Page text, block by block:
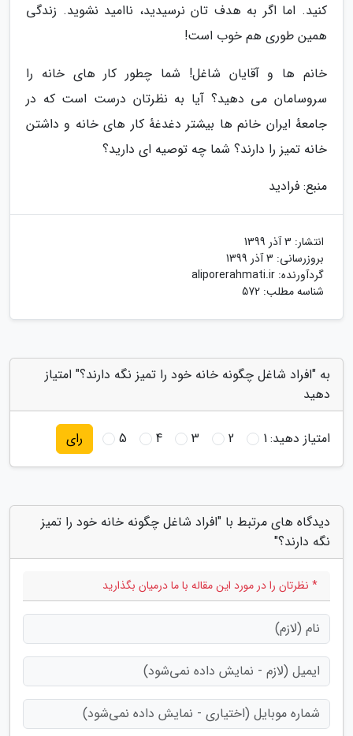
کنید. اما اگر به هدف تان نرسیدید، ناامید نشوید. زندگی
همین طوری هم خوب است!
خانم ها و آقایان شاغل! شما چطور کار های خانه را
سروسامان می دهید؟ آیا به نظرتان درست است که در
جامعهٔ ایران خانم ها بیشتر دغدغهٔ کار های خانه و داشتن
خانه تمیز را دارند؟ شما چه توصیه ای دارید؟
منبع: فرادید
انتشار: 3 آذر 1399
بروزرسانی: 3 آذر 1399
گردآورنده: aliporerahmati.ir
شناسه مطلب: 572
به "افراد شاغل چگونه خانه خود را تمیز نگه دارند؟" امتیاز
دهید
امتیاز دهید:1
2
3
4
5 رای
دیدگاه های مرتبط با "افراد شاغل چگونه خانه خود را تمیز
نگه دارند؟"
* نظرتان را در مورد این مقاله با ما درمیان بگذارید